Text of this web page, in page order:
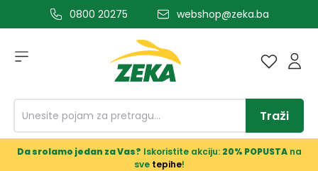
glavni sadržaj0800 20275 webshop@zeka.ba
Traži
Da srolamo jedan za Vas? Iskoristite akciju: 20% POPUSTAna
sve tepihe!